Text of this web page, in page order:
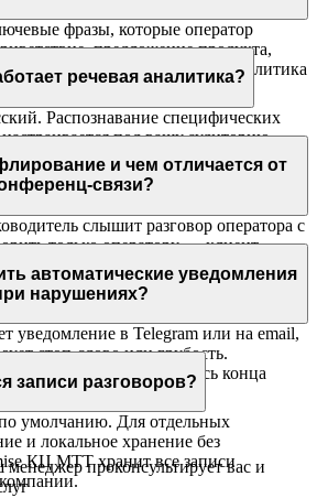
фразы, которые оператор
предложение продукта,
которые нельзя говорить. Аналитика
и отмечает отклонения.
речевая аналитика?
Распознавание специфических
под вашу аудиторию.
— по запросу.и чем отличается от
связи?
слышит разговор оператора с
только оператору — клиент
слышит. В конференц-связи слышат
обучения, не конференция.
автоматические уведомления
нарушениях?
уведомление в Telegram или на email,
стоп-слово или грубость.
оперативно, не дожидаясь конца
записи разговоров?
умолчанию. Для отдельных
и локальное хранение без
КЦ МТТ хранит все записи
менеджер проконсультирует вас и